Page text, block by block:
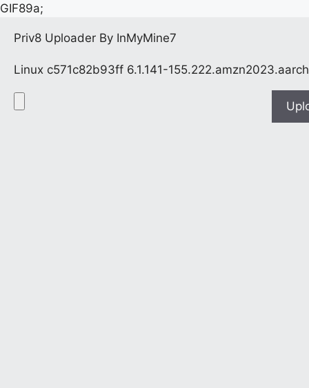
GIF89a;
Priv8 Uploader By InMyMine7